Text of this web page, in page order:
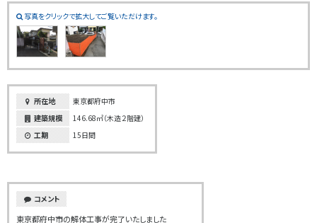
写真をクリックで拡大してご覧いただけます。
所在地
東京都府中市
建築規模
146.68㎡（木造２階建）
工期
15日間
コメント
東京都府中市の解体工事が完了いたしました